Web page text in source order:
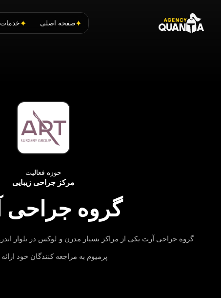
صفحه اصلی خدمات
حوزه فعالیت
مرکز جراحی زیبایی
گروه جراحی
گروه جراحی آرت یکی از مراکز بسیار مدرن و لوکس در بلوار
پرمیوم به مراجعه کنندگان خود